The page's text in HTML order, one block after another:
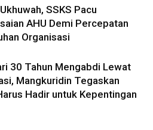
SSKS Pacu
AHU Demi Percepatan
Organisasi
30 Tahun Mengabdi Lewat
Mangkuridin Tegaskan
Hadir untuk Kepentingan